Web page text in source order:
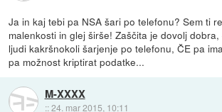
Ja in kaj tebi pa NSA šari po telefonu? Sem ti
malenkosti in glej širše! Zaščita je dovolj
ljudi kakršnokoli šarjenje po telefonu, ČE pa
pa možnost kriptirat podatke...
M-XXXX
::24. mar 2015, 10:11